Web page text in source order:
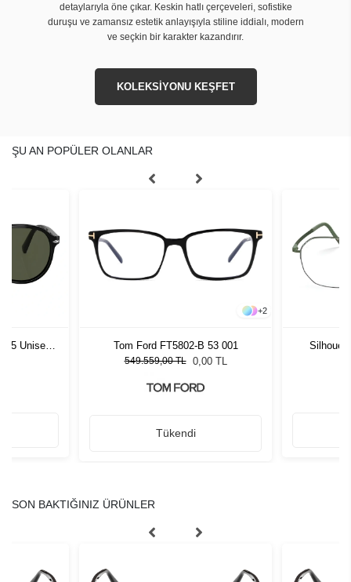
detaylarıyla öne çıkar. Keskin hatlı çerçeveleri, sofistike
duruşu ve zamansız estetik anlayışıyla stiline iddialı, modern
ve seçkin bir karakter kazandırır.
KOLEKSİYONU KEŞFET
ŞU AN POPÜLER OLANLAR
55 Unisex
+2
Tom Ford FT5802-B 53 001
549.559,00 TL 0,00 TL
Tükendi
SON BAKTIĞINIZ ÜRÜNLER